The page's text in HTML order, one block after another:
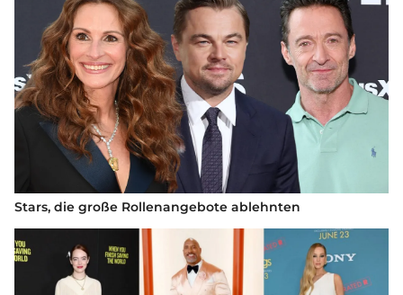
Stars, die große Rollenangebote ablehnten